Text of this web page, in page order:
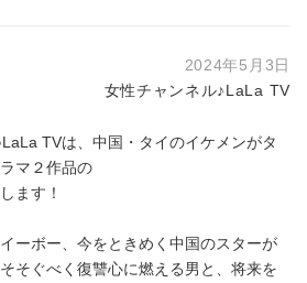
2024年5月3日
女性チャンネル♪LaLa TV
TVは、中国・タイのイケメンがタ
マ２作品の
ます！
ーボー、今をときめく中国のスターが
そぐべく復讐心に燃える男と、将来を